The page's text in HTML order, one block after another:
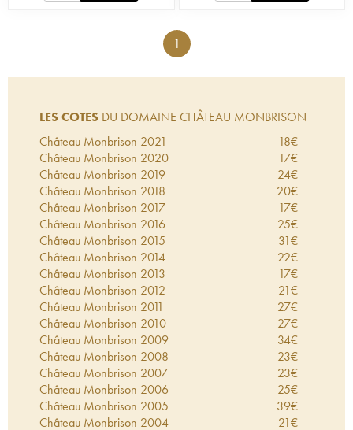
1
LES COTES DU DOMAINE CHÂTEAU MONBRISON
Château Monbrison 2021 18€
Château Monbrison 2020 17€
Château Monbrison 2019 24€
Château Monbrison 2018 20€
Château Monbrison 2017 17€
Château Monbrison 2016 25€
Château Monbrison 2015 31€
Château Monbrison 2014 22€
Château Monbrison 2013 17€
Château Monbrison 2012 21€
Château Monbrison 2011 27€
Château Monbrison 2010 27€
Château Monbrison 2009 34€
Château Monbrison 2008 23€
Château Monbrison 2007 23€
Château Monbrison 2006 25€
Château Monbrison 2005 39€
Château Monbrison 2004 21€